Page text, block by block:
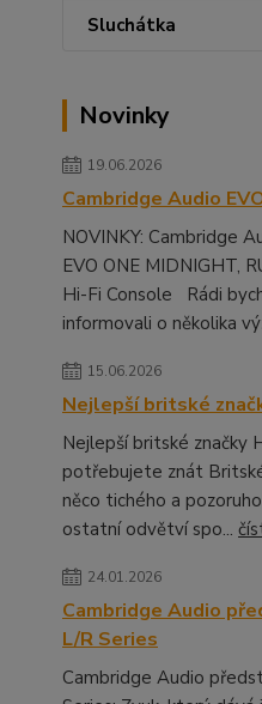
Sluchátka
Novinky
19.06.2026
Cambridge Audio
NOVINKY: Cambridge
EVO ONE MIDNIGHT,
Hi-Fi Console Rádi
informovali o několika
15.06.2026
Nejlepší britské
Nejlepší britské značky
potřebujete znát
něco tichého a
ostatní odvětví spo...
24.01.2026
Cambridge Audio
L/R Series
Cambridge Audio